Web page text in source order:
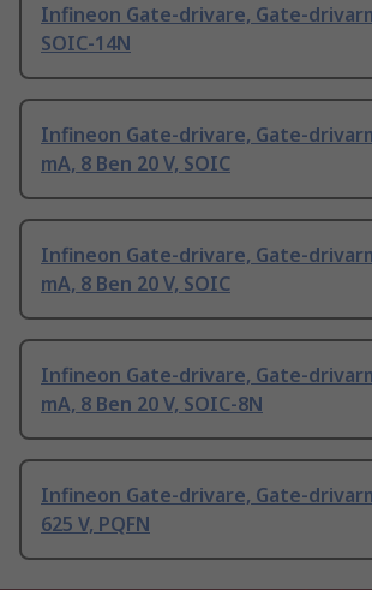
Infineon Gate-drivare, Gate-
SOIC-14N
Infineon Gate-drivare, Gate-
mA, 8 Ben 20 V, SOIC
Infineon Gate-drivare, Gate-
mA, 8 Ben 20 V, SOIC
Infineon Gate-drivare, Gate-
mA, 8 Ben 20 V, SOIC-8N
Infineon Gate-drivare, Gate-
625 V, PQFN